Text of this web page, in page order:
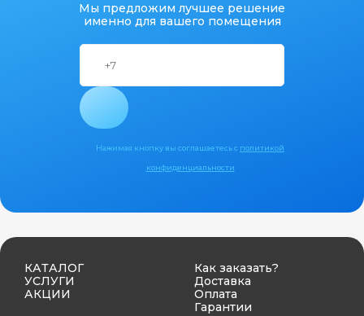
Мы предложим лучшее решение
именно для вашего помещения
Нажимая кнопку вы соглашаетесь с политикой
конфиденциальности
КАТАЛОГ
УСЛУГИ
АКЦИИ
Как заказать?
Доставка
Оплата
Гарантии